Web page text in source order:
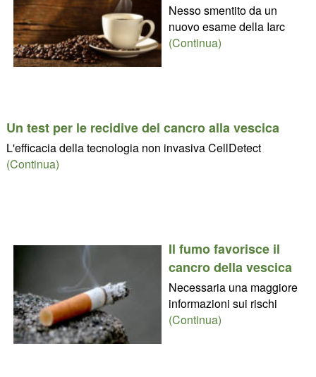
Nesso smentito da un
nuovo esame della Iarc
(Continua)
Un test per le recidive del cancro alla vescica
L'efficacia della tecnologia non invasiva CellDetect
(Continua)
Il fumo favorisce il
cancro della vescica
Necessaria una maggiore
informazioni sui rischi
(Continua)